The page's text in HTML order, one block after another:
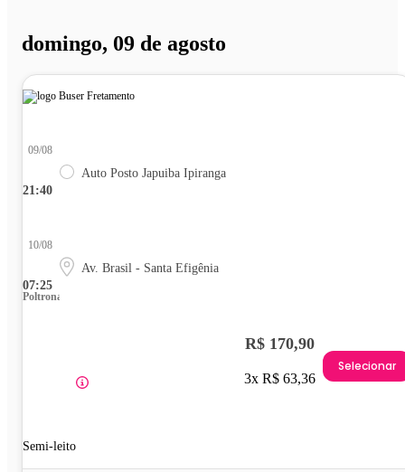
domingo, 09 de agosto
21:40
09/08
Auto Posto Japuiba Ipiranga
07:25
10/08
Av. Brasil - Santa Efigênia
Poltrona
Semi-leito
R$ 170,90
3x R$ 63,36
Selecionar